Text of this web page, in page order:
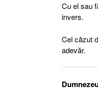
Cu el sau
invers.
Cel căzut
adevăr.